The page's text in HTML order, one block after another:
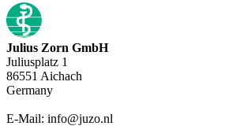
Julius Zorn GmbH
Juliusplatz 1
86551 Aichach
Germany
E-Mail: info@juzo.nl